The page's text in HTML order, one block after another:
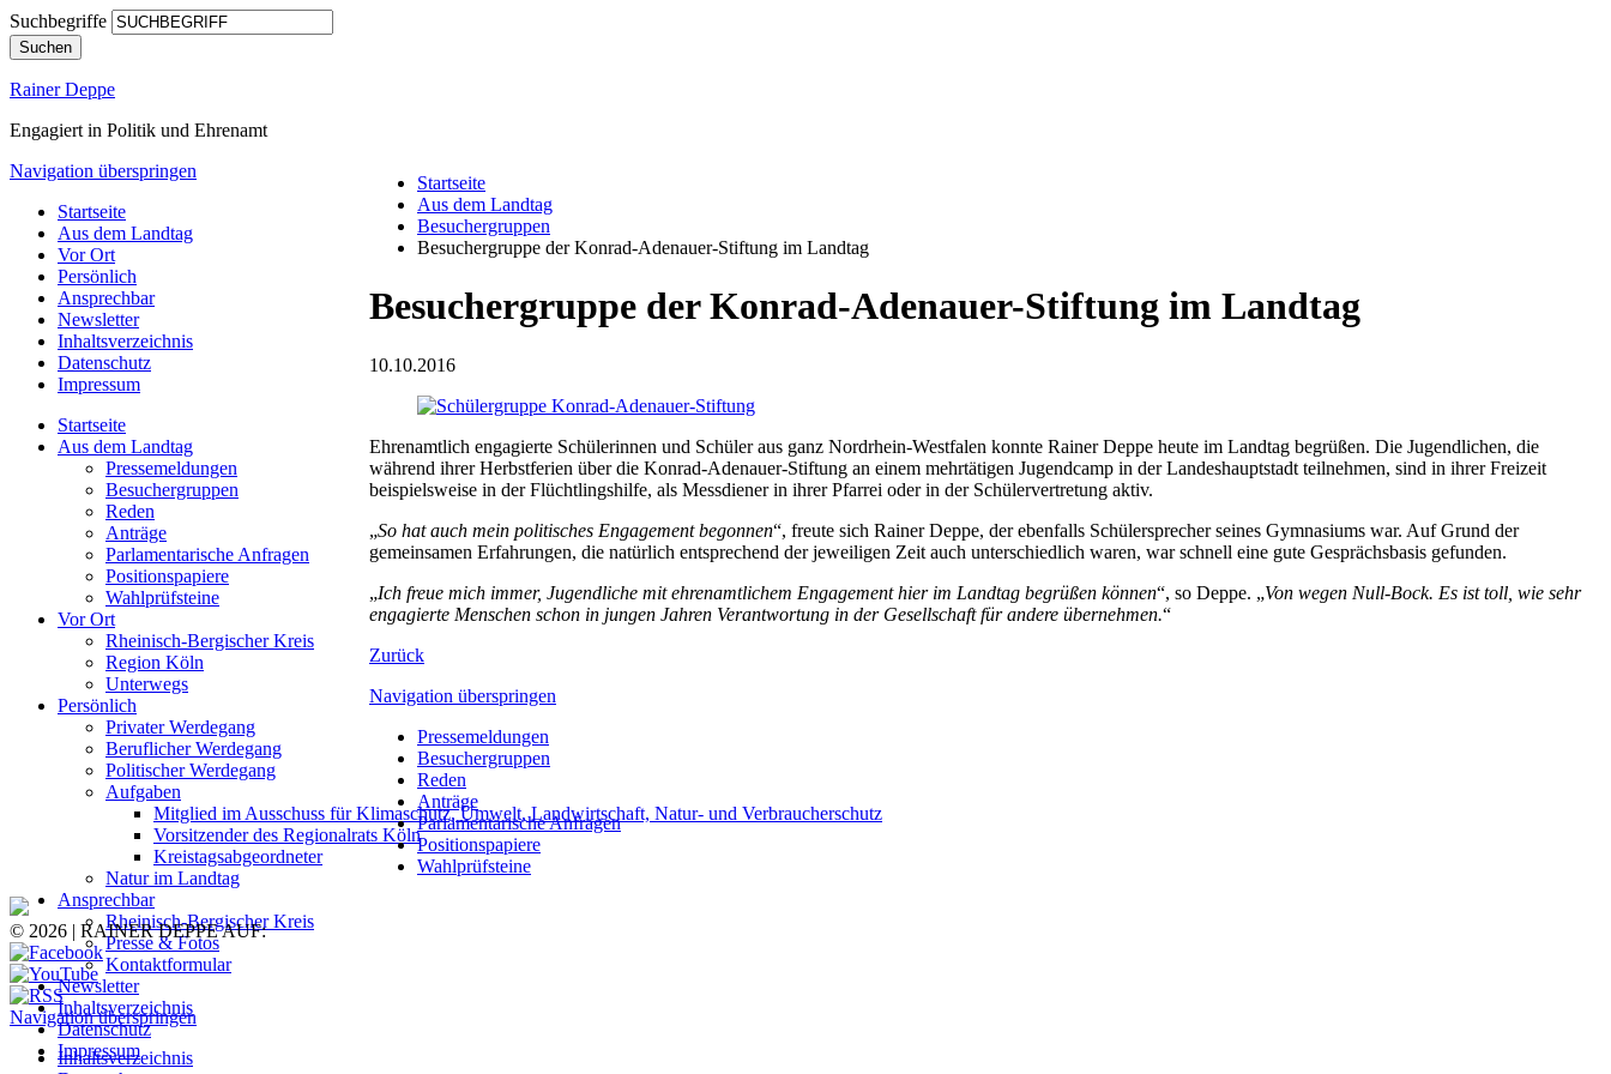
Suchbegriffe
Suchen
Rainer Deppe
Engagiert in Politik und Ehrenamt
Navigation überspringen
Startseite
Aus dem Landtag
Vor Ort
Persönlich
Ansprechbar
Newsletter
Inhaltsverzeichnis
Datenschutz
Impressum
Startseite
Aus dem Landtag
Pressemeldungen
Besuchergruppen
Reden
Anträge
Parlamentarische Anfragen
Positionspapiere
Wahlprüfsteine
Vor Ort
Rheinisch-Bergischer Kreis
Region Köln
Unterwegs
Persönlich
Privater Werdegang
Beruflicher Werdegang
Politischer Werdegang
Aufgaben
Mitglied im Ausschuss für Klimaschutz, Umwelt, Landwirtschaft, Natur- und Verbraucherschutz
Vorsitzender des Regionalrats Köln
Kreistagsabgeordneter
Natur im Landtag
Ansprechbar
Rheinisch-Bergischer Kreis
Presse & Fotos
Kontaktformular
Newsletter
Inhaltsverzeichnis
Datenschutz
Impressum
Startseite
Aus dem Landtag
Besuchergruppen
Besuchergruppe der Konrad-Adenauer-Stiftung im Landtag
Besuchergruppe der Konrad-Adenauer-Stiftung im Landtag
10.10.2016
Ehrenamtlich engagierte Schülerinnen und Schüler aus ganz Nordrhein-Westfalen konnte Rainer Deppe heute im Landtag begrüßen. Die Jugendlichen, die
während ihrer Herbstferien über die Konrad-Adenauer-Stiftung an einem mehrtätigen Jugendcamp in der Landeshauptstadt teilnehmen, sind in ihrer Freizeit
beispielsweise in der Flüchtlingshilfe, als Messdiener in ihrer Pfarrei oder in der Schülervertretung aktiv.
„So hat auch mein politisches Engagement begonnen“, freute sich Rainer Deppe, der ebenfalls Schülersprecher seines Gymnasiums war. Auf Grund der
gemeinsamen Erfahrungen, die natürlich entsprechend der jeweiligen Zeit auch unterschiedlich waren, war schnell eine gute Gesprächsbasis gefunden.
„Ich freue mich immer, Jugendliche mit ehrenamtlichem Engagement hier im Landtag begrüßen können“, so Deppe. „Von wegen Null-Bock. Es ist toll, wie sehr
engagierte Menschen schon in jungen Jahren Verantwortung in der Gesellschaft für andere übernehmen.“
Zurück
Navigation überspringen
Pressemeldungen
Besuchergruppen
Reden
Anträge
Parlamentarische Anfragen
Positionspapiere
Wahlprüfsteine
© 2026 | RAINER DEPPE AUF:
Navigation überspringen
Inhaltsverzeichnis